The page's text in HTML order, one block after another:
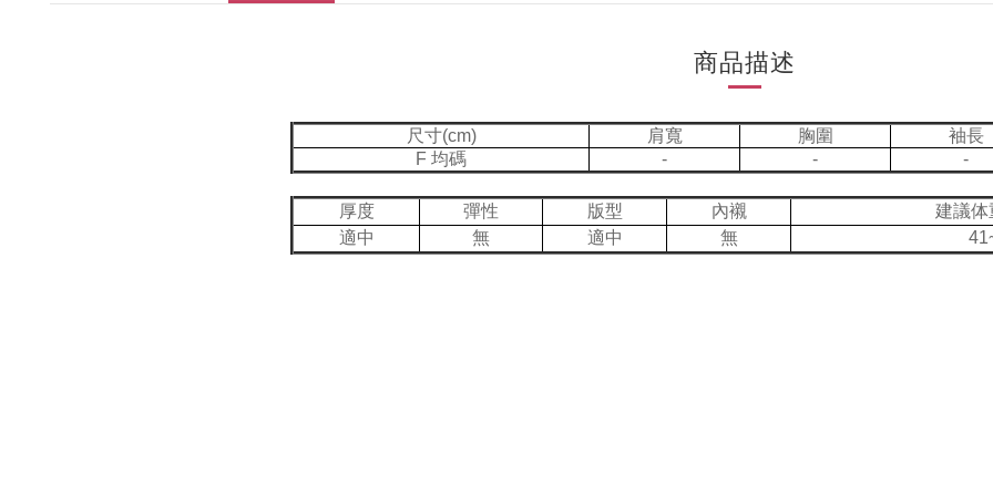
商品描述
尺寸(cm) 肩寬 胸圍 袖長
F 均碼
- - -
厚度 彈性 版型 內襯
建議体
適中
無 適中 無